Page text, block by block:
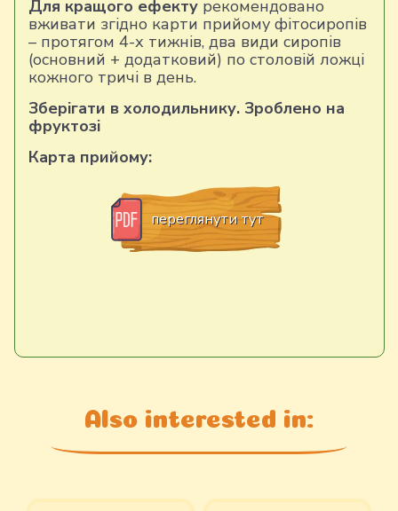
Для кращого ефекту рекомендовано
вживати згідно карти прийому фітосиропів
– протягом 4-х тижнів, два види сиропів
(основний + додатковий) по столовій ложці
кожного тричі в день.
Зберігати в холодильнику. Зроблено на
фруктозі
Карта прийому:
переглянути тут
Also interested in: